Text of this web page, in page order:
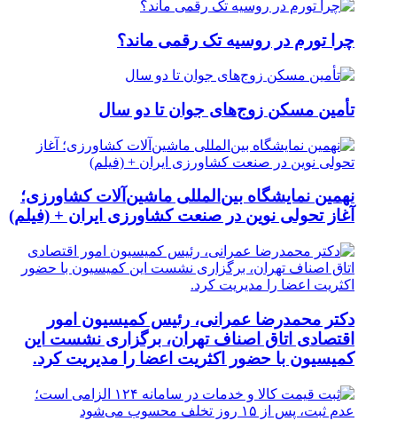
چرا تورم در روسیه تک رقمی ماند؟
تأمین مسکن زوج‌های جوان تا دو سال
نهمین نمایشگاه بین‌المللی ماشین‌آلات کشاورزی؛
آغاز تحولی نوین در صنعت کشاورزی ایران + (فیلم)
دکتر محمدرضا عمرانی، رئیس کمیسیون امور
اقتصادی اتاق اصناف تهران، برگزاری نشست این
کمیسیون با حضور اکثریت اعضا را مدیریت کرد.